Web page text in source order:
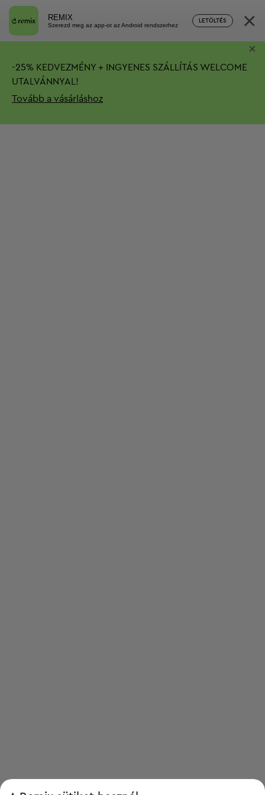
REMIX
Szerezd meg az app-ot az Android rendszerhez
LETÖLTÉS ×
-25% KEDVEZMÉNY + INGYENES SZÁLLÍTÁS WELCOME
UTALVÁNNYAL!
Tovább a vásárláshoz
×